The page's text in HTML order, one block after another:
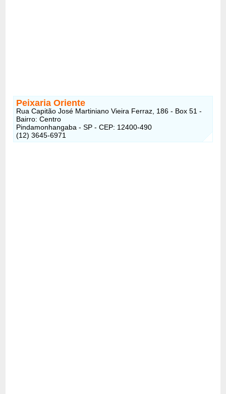
Peixaria Oriente
Rua Capitão José Martiniano Vieira Ferraz, 186 - Box 51 -
Bairro: Centro
Pindamonhangaba - SP - CEP: 12400-490
(12) 3645-6971